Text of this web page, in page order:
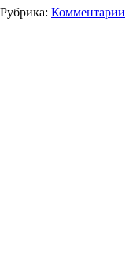
Рубрика: Комментарии